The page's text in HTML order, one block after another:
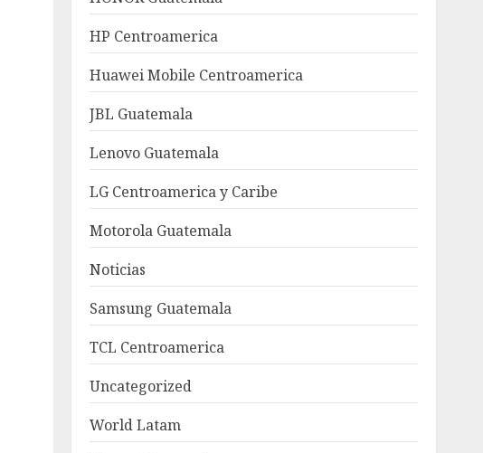
HP Centroamerica
Huawei Mobile Centroamerica
JBL Guatemala
Lenovo Guatemala
LG Centroamerica y Caribe
Motorola Guatemala
Noticias
Samsung Guatemala
TCL Centroamerica
Uncategorized
World Latam